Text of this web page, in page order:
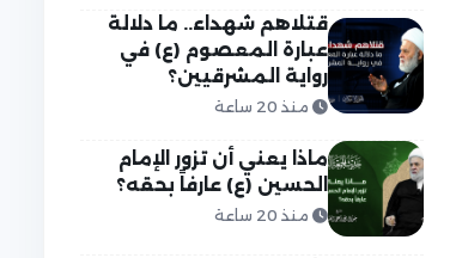
قتلاهم شهداء.. ما دلالة
عبارة المعصوم (ع) في
رواية المشرقيين؟
منذ 20 ساعة
ماذا يعني أن تزور الإمام
الحسين (ع) عارفاً بحقه؟
منذ 20 ساعة